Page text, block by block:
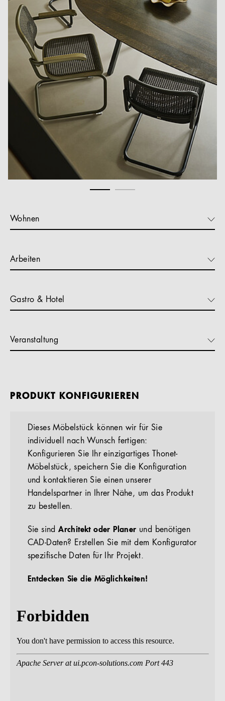
Wohnen
Arbeiten
Gastro & Hotel
Veranstaltung
PRODUKT KONFIGURIEREN
Dieses Möbelstück können wir für Sie
individuell nach Wunsch fertigen:
Konfigurieren Sie Ihr einzigartiges Thonet-
Möbelstück, speichern Sie die Konfiguration
und kontaktieren Sie einen unserer
Handelspartner in Ihrer Nähe, um das Produkt
zu bestellen.
Sie sindArchitekt oder Planer und benötigen
CAD-Daten? Erstellen Sie mit dem Konfigurator
spezifische Daten für Ihr Projekt.
Entdecken Sie die Möglichkeiten!